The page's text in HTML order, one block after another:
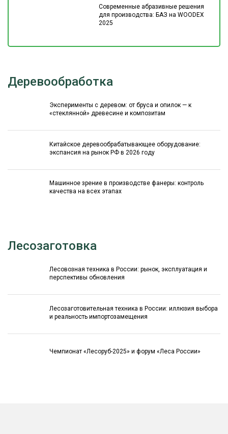
Современные абразивные решения
для производства: БАЗ на WOODEX
2025
Деревообработка
Эксперименты с деревом: от бруса и опилок — к
«стеклянной» древесине и композитам
Китайское деревообрабатывающее оборудование:
экспансия на рынок РФ в 2026 году
Машинное зрение в производстве фанеры: контроль
качества на всех этапах
Лесозаготовка
Лесовозная техника в России: рынок, эксплуатация и
перспективы обновления
Лесозаготовительная техника в России: иллюзия выбора
и реальность импортозамещения
Чемпионат «Лесоруб-2025» и форум «Леса России»